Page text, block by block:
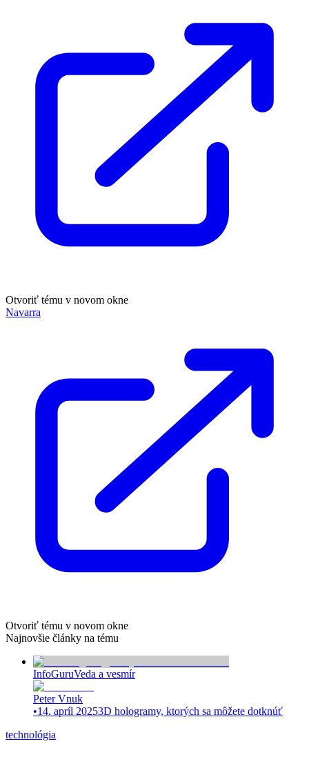
Otvoriť tému v novom okne
Navarra
Otvoriť tému v novom okne
Najnovšie články na tému
InfoGuruVeda a vesmír
Peter Vnuk
•14. apríl 20253D hologramy, ktorých sa môžete dotknúť
technológia